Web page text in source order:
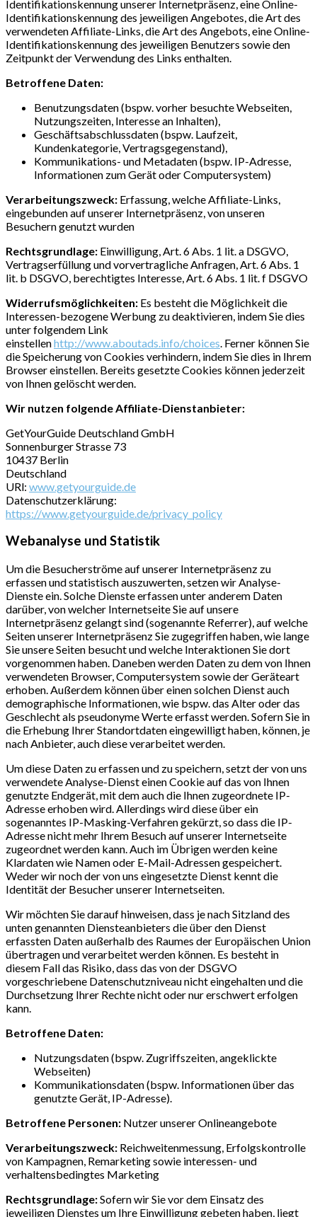
Identifikationskennung unserer Internetpräsenz, eine Online-
Identifikationskennung des jeweiligen Angebotes, die Art des
verwendeten Affiliate-Links, die Art des Angebots, eine Online-
Identifikationskennung des jeweiligen Benutzers sowie den
Zeitpunkt der Verwendung des Links enthalten.
Betroffene Daten:
Benutzungsdaten (bspw. vorher besuchte Webseiten,
Nutzungszeiten, Interesse an Inhalten),
Geschäftsabschlussdaten (bspw. Laufzeit,
Kundenkategorie, Vertragsgegenstand),
Kommunikations- und Metadaten (bspw. IP-Adresse,
Informationen zum Gerät oder Computersystem)
Verarbeitungszweck: Erfassung, welche Affiliate-Links,
eingebunden auf unserer Internetpräsenz, von unseren
Besuchern genutzt wurden
Rechtsgrundlage: Einwilligung, Art. 6 Abs. 1 lit. a DSGVO,
Vertragserfüllung und vorvertragliche Anfragen, Art. 6 Abs. 1
lit. b DSGVO, berechtigtes Interesse, Art. 6 Abs. 1 lit. f DSGVO
Widerrufsmöglichkeiten: Es besteht die Möglichkeit die
Interessen-bezogene Werbung zu deaktivieren, indem Sie dies
unter folgendem Link
einstellenhttp://www.aboutads.info/choices . Ferner können Sie
die Speicherung von Cookies verhindern, indem Sie dies in Ihrem
Browser einstellen. Bereits gesetzte Cookies können jederzeit
von Ihnen gelöscht werden.
Wir nutzen folgende Affiliate-Dienstanbieter:
GetYourGuide Deutschland GmbH
Sonnenburger Strasse 73
10437 Berlin
Deutschland
URl: www.getyourguide.de
Datenschutzerklärung:
https://www.getyourguide.de/privacy_policy
Webanalyse und Statistik
Um die Besucherströme auf unserer Internetpräsenz zu
erfassen und statistisch auszuwerten, setzen wir Analyse-
Dienste ein. Solche Dienste erfassen unter anderem Daten
darüber, von welcher Internetseite Sie auf unsere
Internetpräsenz gelangt sind (sogenannte Referrer), auf welche
Seiten unserer Internetpräsenz Sie zugegriffen haben, wie lange
Sie unsere Seiten besucht und welche Interaktionen Sie dort
vorgenommen haben. Daneben werden Daten zu dem von Ihnen
verwendeten Browser, Computersystem sowie der Geräteart
erhoben. Außerdem können über einen solchen Dienst auch
demographische Informationen, wie bspw. das Alter oder das
Geschlecht als pseudonyme Werte erfasst werden. Sofern Sie in
die Erhebung Ihrer Standortdaten eingewilligt haben, können, je
nach Anbieter, auch diese verarbeitet werden.
Um diese Daten zu erfassen und zu speichern, setzt der von uns
verwendete Analyse-Dienst einen Cookie auf das von Ihnen
genutzte Endgerät, mit dem auch die Ihnen zugeordnete IP-
Adresse erhoben wird. Allerdings wird diese über ein
sogenanntes IP-Masking-Verfahren gekürzt, so dass die IP-
Adresse nicht mehr Ihrem Besuch auf unserer Internetseite
zugeordnet werden kann. Auch im Übrigen werden keine
Klardaten wie Namen oder E-Mail-Adressen gespeichert.
Weder wir noch der von uns eingesetzte Dienst kennt die
Identität der Besucher unserer Internetseiten.
Wir möchten Sie darauf hinweisen, dass je nach Sitzland des
unten genannten Diensteanbieters die über den Dienst
erfassten Daten außerhalb des Raumes der Europäischen Union
übertragen und verarbeitet werden können. Es besteht in
diesem Fall das Risiko, dass das von der DSGVO
vorgeschriebene Datenschutzniveau nicht eingehalten und die
Durchsetzung Ihrer Rechte nicht oder nur erschwert erfolgen
kann.
Betroffene Daten:
Nutzungsdaten (bspw. Zugriffszeiten, angeklickte
Webseiten)
Kommunikationsdaten (bspw. Informationen über das
genutzte Gerät, IP-Adresse).
Betroffene Personen: Nutzer unserer Onlineangebote
Verarbeitungszweck: Reichweitenmessung, Erfolgskontrolle
von Kampagnen, Remarketing sowie interessen- und
verhaltensbedingtes Marketing
Rechtsgrundlage:Sofern wir Sie vor dem Einsatz des
jeweiligen Dienstes um Ihre Einwilligung gebeten haben, liegt